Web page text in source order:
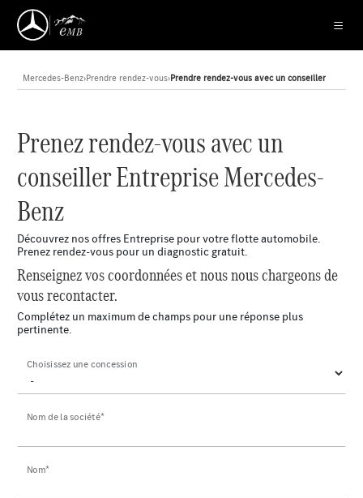
Mercedes-Benz›Prendre rendez-vous›Prendre rendez-vous avec un conseiller
Prenez rendez-vous avec un
conseiller Entreprise Mercedes-
Benz
Découvrez nos offres Entreprise pour votre flotte automobile.
Prenez rendez-vous pour un diagnostic gratuit.
Renseignez vos coordonnées et nous nous chargeons de
vous recontacter.
Complétez un maximum de champs pour une réponse plus
pertinente.
Choisissez une concession
Nom de la société*
Nom*